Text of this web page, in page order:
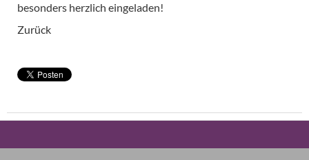
besonders herzlich eingeladen!
Zurück